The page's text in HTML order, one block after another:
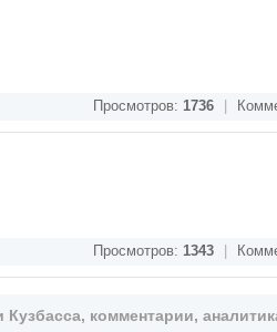
Просмотров: 1736
Просмотров: 1343
комментарии,